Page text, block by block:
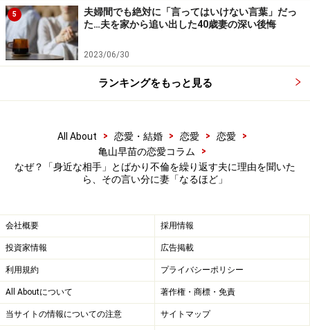
5
夫婦間でも絶対に「言ってはいけない言葉」だっ
た…夫を家から追い出した40歳妻の深い後悔
2023/06/30
ランキングをもっと見る
All About > 恋愛・結婚 > 恋愛 > 恋愛
>
亀山早苗の恋愛コラム
>
なぜ？「身近な相手」とばかり不倫を繰り返す夫に理由を聞いた
ら、その言い分に妻「なるほど」
会社概要 採用情報
投資家情報 広告掲載
利用規約 プライバシーポリシー
All Aboutについて 著作権・商標・免責
当サイトの情報についての注意 サイトマップ